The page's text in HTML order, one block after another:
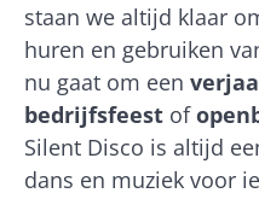
staan we altijd klaar
huren en gebruiken
nu gaat om een
bedrijfsfeest of
Silent Disco is altijd
dans en muziek voor